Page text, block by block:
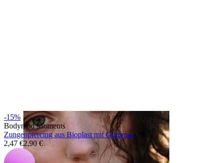
-15%
Bodymod Moments
Zungenpiercing aus Bioplast mit Glimmer
2,47 €2,90 €